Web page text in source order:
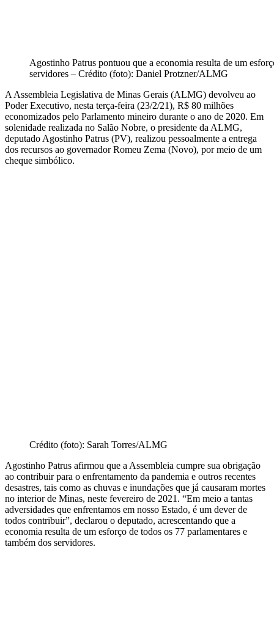
Agostinho Patrus pontuou que a economia resulta de um
servidores – Crédito (foto): Daniel Protzner/ALMG
A Assembleia Legislativa de Minas Gerais (ALMG) devolveu ao
Poder Executivo, nesta terça-feira (23/2/21), R$ 80 milhões
economizados pelo Parlamento mineiro durante o ano de 2020. Em
solenidade realizada no Salão Nobre, o presidente da ALMG,
deputado Agostinho Patrus (PV), realizou pessoalmente a entrega
dos recursos ao governador Romeu Zema (Novo), por meio de um
cheque simbólico.
Crédito (foto): Sarah Torres/ALMG
Agostinho Patrus afirmou que a Assembleia cumpre sua obrigação
ao contribuir para o enfrentamento da pandemia e outros recentes
desastres, tais como as chuvas e inundações que já causaram mortes
no interior de Minas, neste fevereiro de 2021. “Em meio a tantas
adversidades que enfrentamos em nosso Estado, é um dever de
todos contribuir”, declarou o deputado, acrescentando que a
economia resulta de um esforço de todos os 77 parlamentares e
também dos servidores.